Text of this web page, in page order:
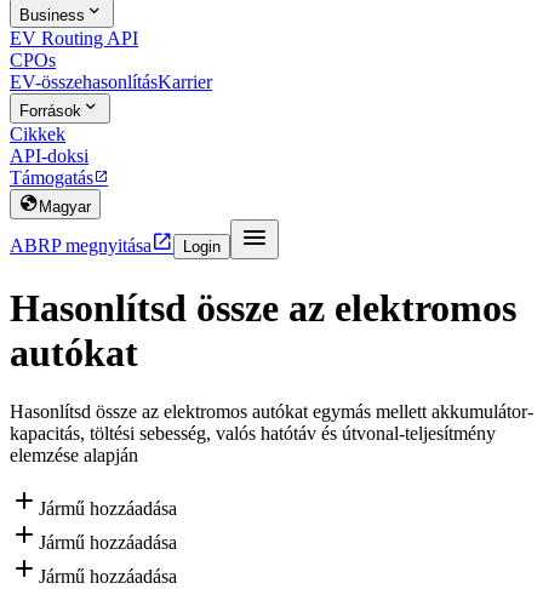
Business 
EV Routing API
CPOs
EV-összehasonlításKarrier
Források 
Cikkek
API-doksi
Támogatás
 Magyar
ABRP megnyitása Login 
Hasonlítsd össze az elektromos
autókat
Hasonlítsd össze az elektromos autókat egymás mellett akkumulátor-
kapacitás, töltési sebesség, valós hatótáv és útvonal-teljesítmény
elemzése alapján
 Jármű hozzáadása
 Jármű hozzáadása
 Jármű hozzáadása